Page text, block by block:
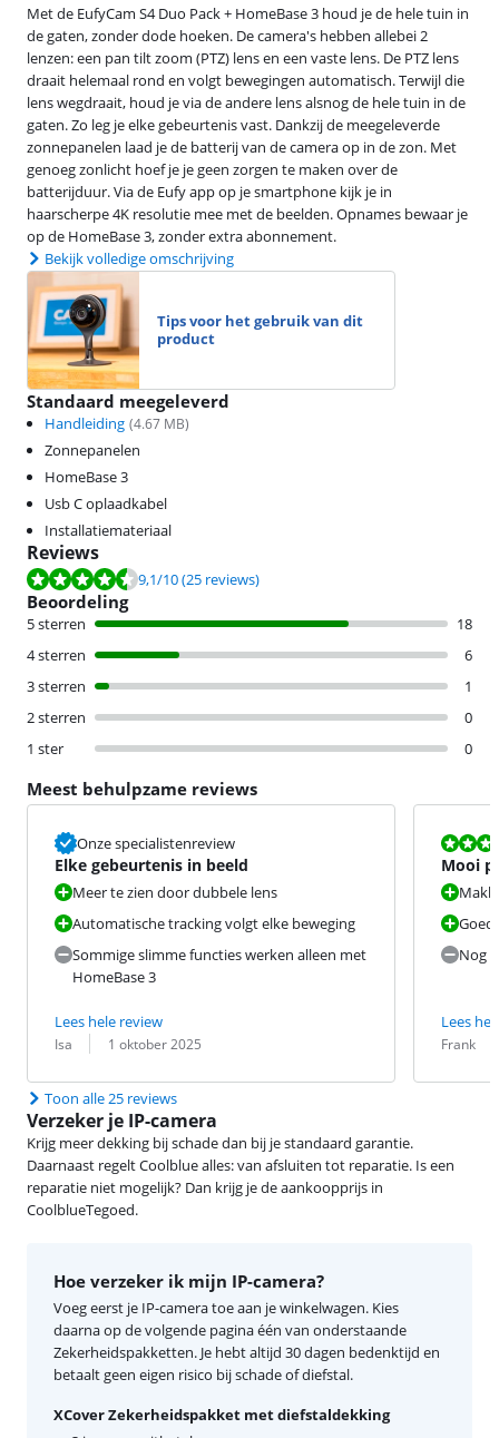
Met de EufyCam S4 Duo Pack + HomeBase 3 houd je de hele tuin in
de gaten, zonder dode hoeken. De camera's hebben allebei 2
lenzen: een pan tilt zoom (PTZ) lens en een vaste lens. De PTZ lens
draait helemaal rond en volgt bewegingen automatisch. Terwijl die
lens wegdraait, houd je via de andere lens alsnog de hele tuin in de
gaten. Zo leg je elke gebeurtenis vast. Dankzij de meegeleverde
zonnepanelen laad je de batterij van de camera op in de zon. Met
genoeg zonlicht hoef je je geen zorgen te maken over de
batterijduur. Via de Eufy app op je smartphone kijk je in
haarscherpe 4K resolutie mee met de beelden. Opnames bewaar je
op de HomeBase 3, zonder extra abonnement.
Bekijk volledige omschrijving
Tips voor het gebruik van dit
product
Standaard meegeleverd
Handleiding (4.67 MB)
Zonnepanelen
HomeBase 3
Usb C oplaadkabel
Installatiemateriaal
Reviews
Beoordeling is 9,1 van de 10, gebaseerd op 25 reviews.
9,1/10(25 reviews)
Beoordeling
5 sterren
18
4 sterren
6
3 sterren
1
2 sterren
0
1 ster
0
Meest behulpzame reviews
Onze specialistenreview
Elke gebeurtenis in beeld
Meer te zien door dubbele lens
Automatische tracking volgt elke beweging
Sommige slimme functies werken alleen met
HomeBase 3
Lees hele review
Beoordeling door:
Isa
Datum: 1 oktober 2025
Mooi
Nog
Lees
Frank
Datum:
Toon alle 25 reviews
Verzeker je IP-camera
Krijg meer dekking bij schade dan bij je standaard garantie.
Daarnaast regelt Coolblue alles: van afsluiten tot reparatie. Is een
reparatie niet mogelijk? Dan krijg je de aankoopprijs in
CoolblueTegoed.
Hoe verzeker ik mijn IP-camera?
Voeg eerst je IP-camera toe aan je winkelwagen. Kies
daarna op de volgende pagina één van onderstaande
Zekerheidspakketten. Je hebt altijd 30 dagen bedenktijd en
betaalt geen eigen risico bij schade of diefstal.
XCover Zekerheidspakket met diefstaldekking